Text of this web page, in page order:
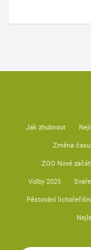
Jak zhubnout
Změna času
ZOO Nové
Volby 2025
Pěstování